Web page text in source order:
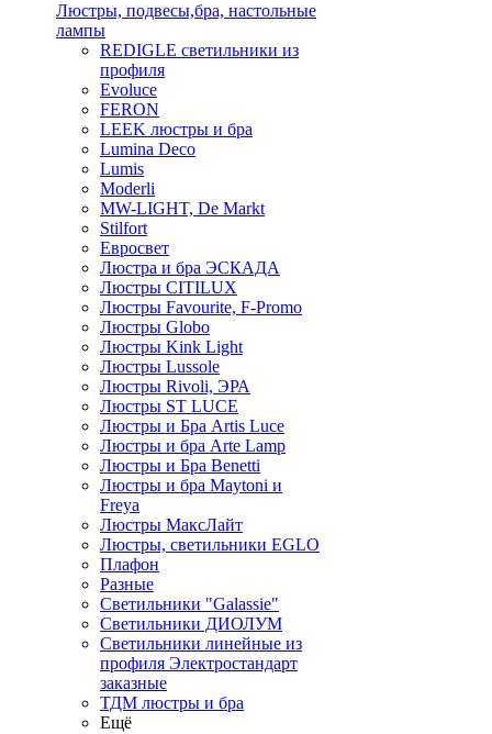
Люстры, подвесы,бра, настольные
лампы
REDIGLE светильники из
профиля
Evoluce
FERON
LEEK люстры и бра
Lumina Deco
Lumis
Moderli
MW-LIGHT, De Markt
Stilfort
Евросвет
Люстра и бра ЭСКАДА
Люстры CITILUX
Люстры Favourite, F-Promo
Люстры Globo
Люстры Kink Light
Люстры Lussole
Люстры Rivoli, ЭРА
Люстры ST LUCE
Люстры и Бра Artis Luce
Люстры и бра Arte Lamp
Люстры и Бра Benetti
Люстры и бра Maytoni и
Freya
Люстры МаксЛайт
Люстры, светильники EGLO
Плафон
Разные
Светильники "Galassie"
Светильники ДИОЛУМ
Светильники линейные из
профиля Электростандарт
заказные
ТДМ люстры и бра
Ещё